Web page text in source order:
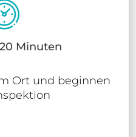
Minuten
Ort und beginnen